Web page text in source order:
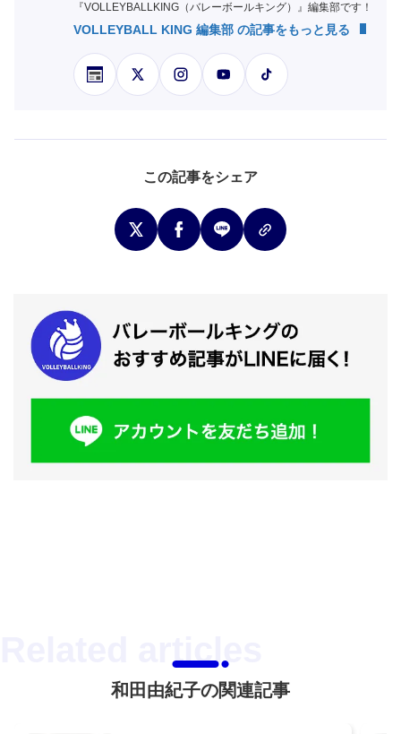
『VOLLEYBALLKING（バレーボールキング）』編集部です！
VOLLEYBALL KING 編集部 の記事をもっと見る
この記事をシェア
和田由紀子の関連記事